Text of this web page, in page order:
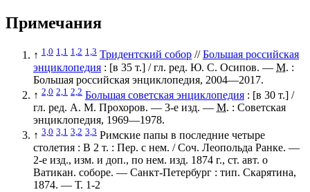
Примечания
↑ 1,0 1,1 1,2 1,3 Тридентский собор //Большая российская
энциклопедия : [в 35 т.] / гл. ред. Ю. С. Осипов. — М. :
Большая российская энциклопедия, 2004—2017.
↑ 2,0 2,1 2,2 Большая советская энциклопедия : [в 30 т.] /
гл. ред. А. М. Прохоров. — 3-е изд. — М. : Советская
энциклопедия, 1969—1978.
↑ 3,0 3,1 3,2 3,3 Римские папы в последние четыре
столетия : В 2 т. : Пер. с нем. / Соч. Леопольда Ранке. —
2-е изд., изм. и доп., по нем. изд. 1874 г., ст. авт. о
Ватикан. соборе. — Санкт-Петербург : тип. Скарятина,
1874. — Т. 1-2